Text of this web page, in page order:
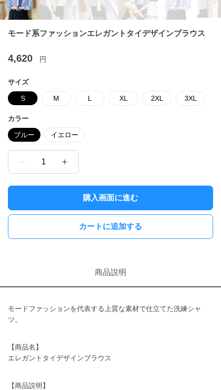
モード系ファッションエレガントタイデザインブラウス
4,620 円
サイズ
S M L XL 2XL 3XL
カラー
ブルー イエロー
1
購入画面に進む
カートに追加する
商品説明
モードファッションを代表する上質な素材で仕立てた洗練シャ
ツ。
【商品名】
エレガントタイデザインブラウス
【商品説明】